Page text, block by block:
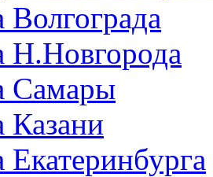
Волгограда
Н.Новгорода
Самары
Казани
Екатеринбурга